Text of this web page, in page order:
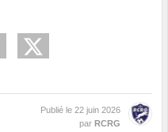
Publié le 22 juin 2026
par RCRG